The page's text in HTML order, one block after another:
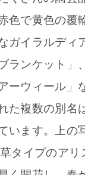
色で黄色の覆
ガイラルディ
ランケット」
ーウィール」
た複数の別名
います。上の
タイプのア